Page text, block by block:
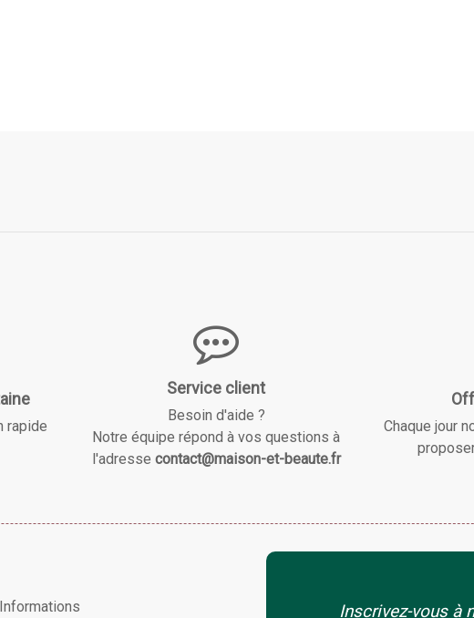
rapide
Service client
Besoin d'aide ?
Notre équipe répond à vos questions à
l'adresse contact@maison-et-beaute.fr
Chaque jour
Inscrivez-vous à